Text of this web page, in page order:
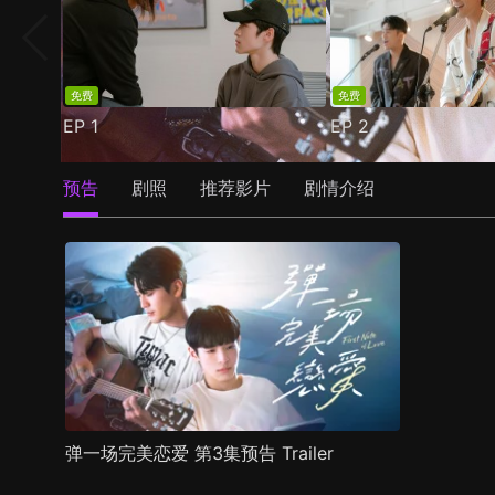
免费
EP1
免费
EP 2
预告 剧照 推荐影片 剧情介绍
弹一场完美恋爱 第3集预告 Trailer